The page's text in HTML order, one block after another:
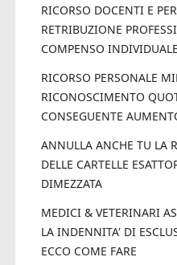
RICORSO DOCENTI E
RETRIBUZIONE
COMPENSO
RICORSO PERSONALE
RICONOSCIMENTO
CONSEGUENTE
ANNULLA ANCHE TU LA
DELLE CARTELLE
DIMEZZATA
MEDICI & VETERINARI
LA INDENNITA' DI
ECCO COME FARE